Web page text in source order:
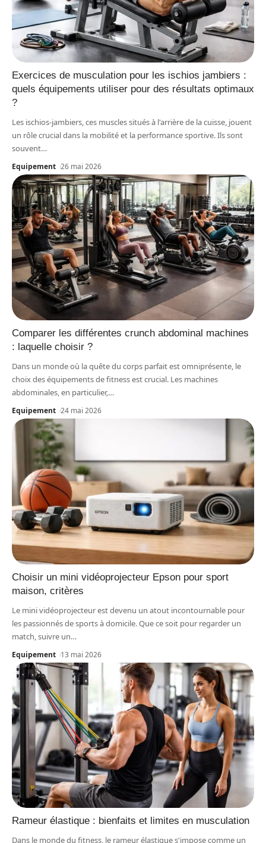
Exercices de musculation pour les ischios jambiers :
quels équipements utiliser pour des résultats optimaux
?
Les ischios-jambiers, ces muscles situés à l'arrière de la cuisse, jouent
un rôle crucial dans la mobilité et la performance sportive. Ils sont
souvent…
Equipement 26 mai 2026
Comparer les différentes crunch abdominal machines
: laquelle choisir ?
Dans un monde où la quête du corps parfait est omniprésente, le
choix des équipements de fitness est crucial. Les machines
abdominales, en particulier,…
Equipement 24 mai 2026
Choisir un mini vidéoprojecteur Epson pour sport
maison, critères
Le mini vidéoprojecteur est devenu un atout incontournable pour
les passionnés de sports à domicile. Que ce soit pour regarder un
match, suivre un…
Equipement 13 mai 2026
Rameur élastique : bienfaits et limites en musculation
Dans le monde du fitness, le rameur élastique s'impose comme un